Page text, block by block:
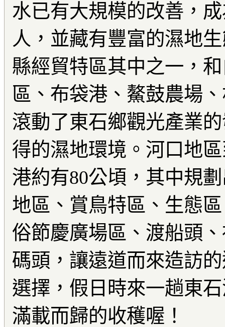
水已有大規模的改善，
人，並藏有豐富的濕地
縣經貿特區其中之一，
區、布袋港、鰲鼓農場
滾動了東石鄉觀光產業
得的濕地環境。河口地
港約有80公頃，其中規
地區、賞鳥特區、生態
俗節慶廣場區、渡船頭
碼頭，讓遠道而來造訪
選擇，假日時來一趟東
滿載而歸的收穫喔！